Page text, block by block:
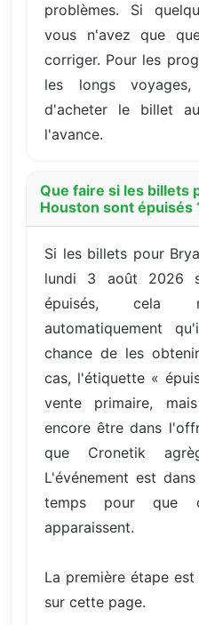
problèmes. Si
vous n'avez que
corriger. Pour les
les longs
d'acheter le billet
l'avance.
Que faire si les billets
Houston sont épuisés
Si les billets pour
lundi 3 août 2026
épuisés, cela
automatiquement
chance de les
cas, l'étiquette «
vente primaire,
encore être dans
que Cronetik
L'événement est
temps pour que
apparaissent.
La première étape
sur cette page.